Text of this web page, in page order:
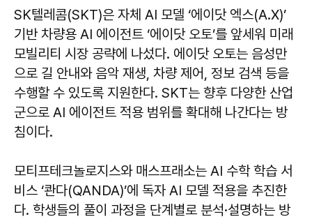
SK텔레콤(SKT)은 자체 AI 모델 ‘에이닷 엑스(A.X)’
기반 차량용 AI 에이전트 ‘에이닷 오토’를 앞세워 미래
모빌리티 시장 공략에 나섰다. 에이닷 오토는 음성만
으로 길 안내와 음악 재생, 차량 제어, 정보 검색 등을
수행할 수 있도록 지원한다. SKT는 향후 다양한 산업
군으로 AI 에이전트 적용 범위를 확대해 나간다는 방
침이다.
모티프테크놀로지스와 매스프래소는 AI 수학 학습 서
비스 ‘콴다(QANDA)’에 독자 AI 모델 적용을 추진한
다. 학생들의 풀이 과정을 단계별로 분석·설명하는 방